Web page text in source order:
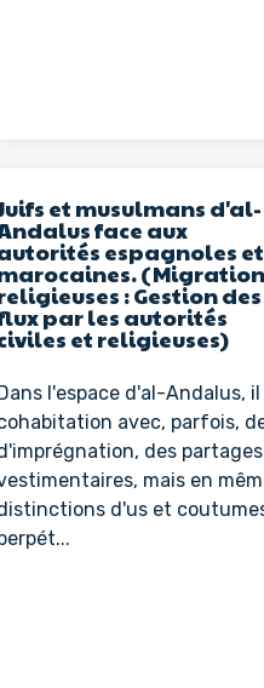
et musulmans d'al-
face aux
espagnoles et
: Gestion des
par les autorités
et religieuses)
l'espace d'al-Andalus, il
avec, parfois,
des
mais en
d'us et
Voir